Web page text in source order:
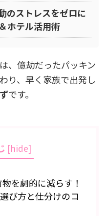
のストレスをゼロに
ホテル活用術
、億劫だったパッキン
り、早く家族で出発し
です。
[hide]
を劇的に減らす！
び方と仕分けのコ